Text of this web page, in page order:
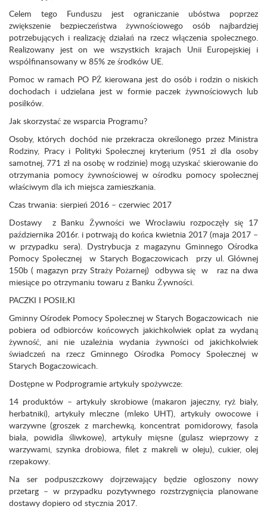
Celem tego Funduszu jest ograniczanie ubóstwa poprzez
zwiększenie bezpieczeństwa żywnościowego osób najbardziej
potrzebujących i realizację działań na rzecz włączenia społecznego.
Realizowany jest on we wszystkich krajach Unii Europejskiej i
współfinansowany w 85% ze środków UE.
Pomoc w ramach PO PŻ kierowana jest do osób i rodzin o niskich
dochodach i udzielana jest w formie paczek żywnościowych lub
posiłków.
Jak skorzystać ze wsparcia Programu?
Osoby, których dochód nie przekracza określonego przez Ministra
Rodziny, Pracy i Polityki Społecznej kryterium (951 zł dla osoby
samotnej, 771 zł na osobę w rodzinie) mogą uzyskać skierowanie do
otrzymania pomocy żywnościowej w ośrodku pomocy społecznej
właściwym dla ich miejsca zamieszkania.
Czas trwania: sierpień 2016 – czerwiec 2017
Dostawy z Banku Żywności we Wrocławiu rozpoczęły się 17
października 2016r. i potrwają do końca kwietnia 2017 (maja 2017 –
w przypadku sera). Dystrybucja z magazynu Gminnego Ośrodka
Pomocy Społecznej w Starych Bogaczowicach przy ul. Głównej
150b ( magazyn przy Straży Pożarnej) odbywa się w raz na dwa
miesiące po otrzymaniu towaru z Banku Żywności.
PACZKI I POSIŁKI
Gminny Ośrodek Pomocy Społecznej w Starych Bogaczowicach nie
pobiera od odbiorców końcowych jakichkolwiek opłat za wydaną
żywność, ani nie uzależnia wydania żywności od jakichkolwiek
świadczeń na rzecz Gminnego Ośrodka Pomocy Społecznej w
Starych Bogaczowicach.
Dostępne w Podprogramie artykuły spożywcze:
14 produktów – artykuły skrobiowe (makaron jajeczny, ryż biały,
herbatniki), artykuły mleczne (mleko UHT), artykuły owocowe i
warzywne (groszek z marchewką, koncentrat pomidorowy, fasola
biała, powidła śliwkowe), artykuły mięsne (gulasz wieprzowy z
warzywami, szynka drobiowa, filet z makreli w oleju), cukier, olej
rzepakowy.
Na ser podpuszczkowy dojrzewający będzie ogłoszony nowy
przetarg – w przypadku pozytywnego rozstrzygnięcia planowane
dostawy dopiero od stycznia 2017.